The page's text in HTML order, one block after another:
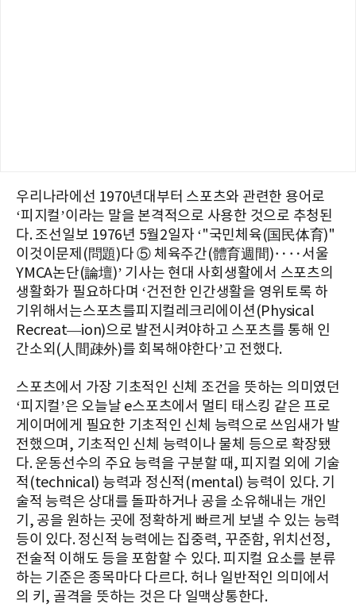
우리나라에선 1970년대부터 스포츠와 관련한 용어로
‘피지컬’이라는 말을 본격적으로 사용한 것으로 추청된
다. 조선일보 1976년 5월2일자 ‘"국민체육(国民体育)"
이것이문제(問題)다 ⑤ 체육주간(體育週間)‥‥서울
YMCA논단(論壇)’ 기사는 현대 사회생활에서 스포츠의
생활화가 필요하다며 ‘건전한 인간생활을 영위토록 하
기위해서는스포츠를피지컬레크리에이션(Physical
Recreat—ion)으로 발전시켜야하고 스포츠를 통해 인
간소외(人間疎外)를 회복해야한다’고 전했다.
스포츠에서 가장 기초적인 신체 조건을 뜻하는 의미였던
‘피지컬’은 오늘날 e스포츠에서 멀티 태스킹 같은 프로
게이머에게 필요한 기초적인 신체 능력으로 쓰임새가 발
전했으며, 기초적인 신체 능력이나 물체 등으로 확장됐
다. 운동선수의 주요 능력을 구분할 때, 피지컬 외에 기술
적(technical) 능력과 정신적(mental) 능력이 있다. 기
술적 능력은 상대를 돌파하거나 공을 소유해내는 개인
기, 공을 원하는 곳에 정확하게 빠르게 보낼 수 있는 능력
등이 있다. 정신적 능력에는 집중력, 꾸준함, 위치선정,
전술적 이해도 등을 포함할 수 있다. 피지컬 요소를 분류
하는 기준은 종목마다 다르다. 허나 일반적인 의미에서
의 키, 골격을 뜻하는 것은 다 일맥상통한다.